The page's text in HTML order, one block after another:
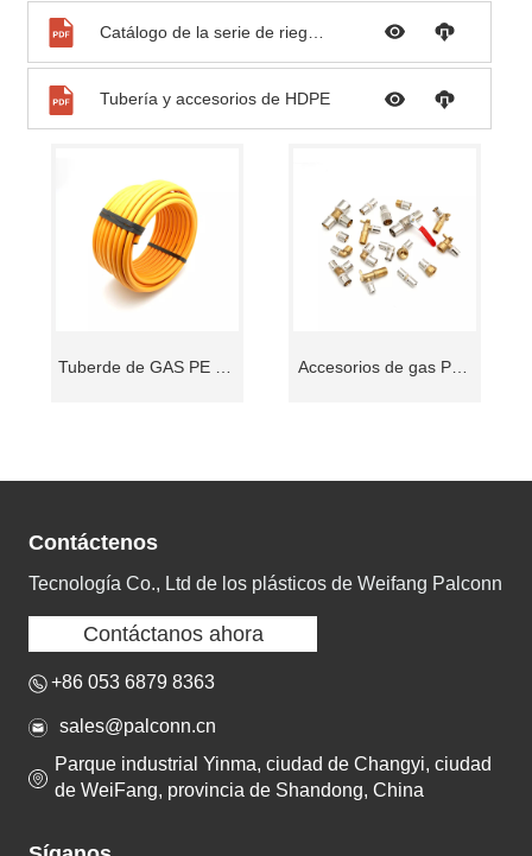
Tubería y accesorios de HDPE
Tuberde de GAS PE AL Accesorios de gas PE -
Contáctenos
Tecnología Co., Ltd de los plásticos de Weifang Palconn
Contáctanos ahora
+86 053 6879 8363
sales@palconn.cn
Parque industrial Yinma, ciudad de Changyi, ciudad
de WeiFang, provincia de Shandong, China